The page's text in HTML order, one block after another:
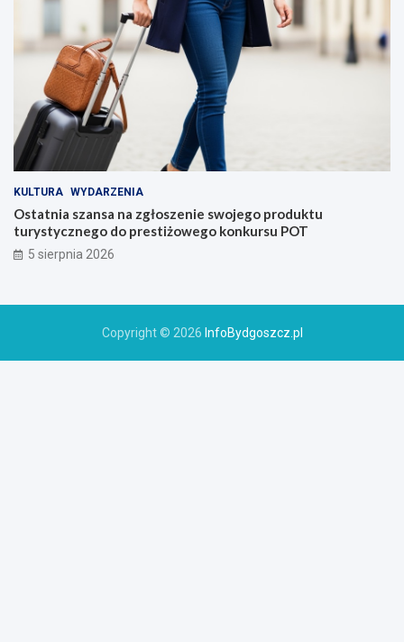
KULTURA WYDARZENIA
Ostatnia szansa na zgłoszenie swojego produktu
turystycznego do prestiżowego konkursu POT
5 sierpnia 2026
Copyright © 2026 InfoBydgoszcz.pl